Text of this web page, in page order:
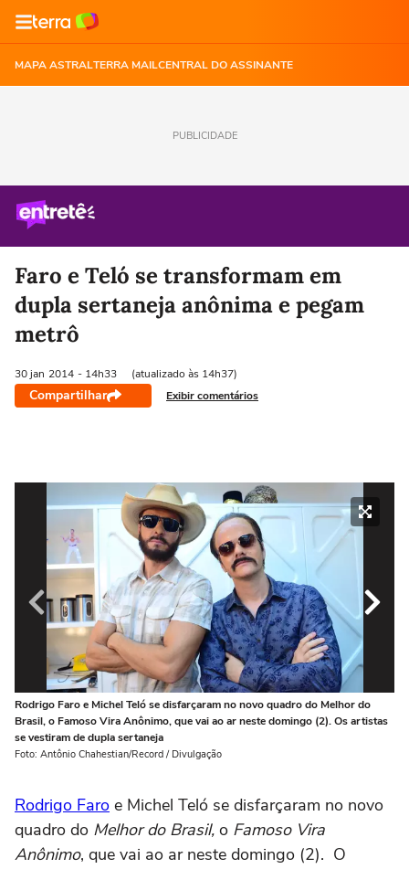
MAPA ASTRALTERRA MAILCENTRAL DO ASSINANTE
PUBLICIDADE
Faro e Teló se transformam em
dupla sertaneja anônima e pegam
metrô
30 jan 2014 - 14h33 (atualizado às 14h37)
Compartilhar Exibir comentários
Rodrigo Faro e Michel Teló se disfarçaram no novo quadro do Melhor do
Brasil, o Famoso Vira Anônimo, que vai ao ar neste domingo (2). Os artistas
se vestiram de dupla sertaneja
Foto: Antônio Chahestian/Record / Divulgação
Rodrigo Faro e Michel Teló se disfarçaram no novo
quadro do Melhor do Brasil, o Famoso Vira
Anônimo, que vai ao ar neste domingo (2). O